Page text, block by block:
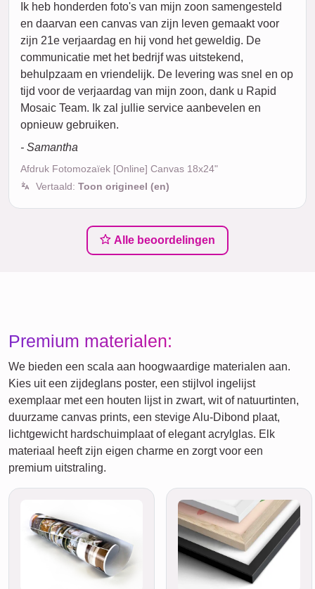
Ik heb honderden foto's van mijn zoon samengesteld
en daarvan een canvas van zijn leven gemaakt voor
zijn 21e verjaardag en hij vond het geweldig. De
communicatie met het bedrijf was uitstekend,
behulpzaam en vriendelijk. De levering was snel en op
tijd voor de verjaardag van mijn zoon, dank u Rapid
Mosaic Team. Ik zal jullie service aanbevelen en
opnieuw gebruiken.
- Samantha
Afdruk Fotomozaïek [Online] Canvas 18x24"
Vertaald: Toon origineel (en)
Alle beoordelingen
Premium materialen:
We bieden een scala aan hoogwaardige materialen aan.
Kies uit een zijdeglans poster, een stijlvol ingelijst
exemplaar met een houten lijst in zwart, wit of natuurtinten,
duurzame canvas prints, een stevige Alu-Dibond plaat,
lichtgewicht hardschuimplaat of elegant acrylglas. Elk
materiaal heeft zijn eigen charme en zorgt voor een
premium uitstraling.